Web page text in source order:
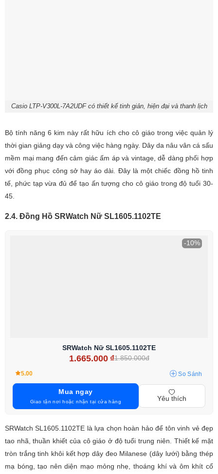
Casio LTP-V300L-7A2UDF có thiết kế tinh giản, hiện đại và thanh lịch
Bộ tính năng 6 kim này rất hữu ích cho cô giáo trong việc quản lý
thời gian giảng dạy và công việc hàng ngày. Dây da nâu vân cá sấu
mềm mại mang đến cảm giác ấm áp và vintage, dễ dàng phối hợp
với đồng phục công sở hay áo dài. Đây là một chiếc đồng hồ tinh
tế, phức tạp vừa đủ để tạo ấn tượng cho cô giáo trong độ tuổi 30-
45.
2.4. Đồng Hồ SRWatch Nữ SL1605.1102TE
-10%
SRWatch Nữ SL1605.1102TE
1.665.000 ₫1.850.000đ
5.00 So Sánh
Mua ngay
Giao tận nơi hoặc nhận tại cửa hàng Yêu thích
SRWatch SL1605.1102TE là lựa chọn hoàn hảo để tôn vinh vẻ đẹp
tao nhã, thuần khiết của cô giáo ở độ tuổi trung niên. Thiết kế mặt
tròn trắng tinh khôi kết hợp dây đeo Milanese (dây lưới) bằng thép
mạ bóng, tạo nên diện mạo mỏng nhẹ, thoáng khí và ôm khít cổ